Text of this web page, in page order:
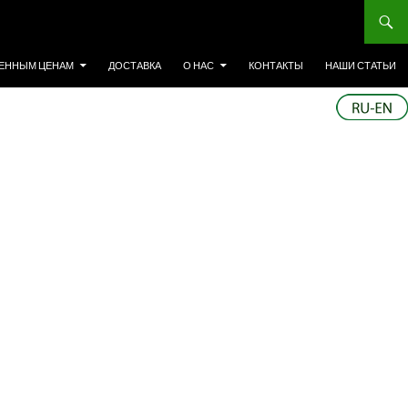
ЦЕНАМ ДОСТАВКА О НАС КОНТАКТЫ НАШИ СТАТЬИ